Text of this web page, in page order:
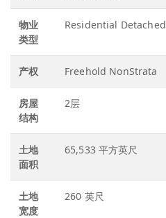
物业
类型
Residential Detached
产权 Freehold NonStrata
房屋
结构
2层
土地
面积
65,533 平方英尺
土地
宽度
260 英尺